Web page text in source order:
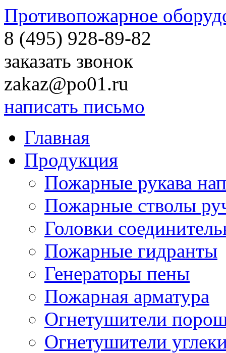
Противопожарное
8 (495) 928-89-82
заказать звонок
zakaz@po01.ru
написать письмо
Главная
Продукция
Пожарные рукава
Пожарные стволы
Головки
Пожарные гидранты
Генераторы пены
Пожарная арматура
Огнетушители
Огнетушители